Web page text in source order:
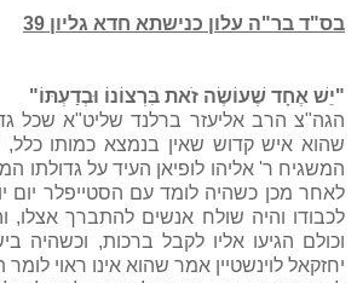
בס"ד בר"ה עלון כנישתא חדא גליון 39
"יֵשׁ אֶחָד שֶׁעוֹשֶׂה זֹאת בִּרְצוֹנוֹ וּבְדַעְתּוֹ"
הגה"צ הרב אליעזר ברלנד שליט"א שכל
שהוא איש קדוש שאין בנמצא כמותו כלל,
המשגיח ר' אליהו לופיאן העיד על גדולתו
לאחר מכן כשהיה לומד עם הסטייפלר יום
לכבודו והיה שולח אנשים להתברך אצלו,
וכולם הגיעו אליו לקבל ברכות, וכשהיה
יחזקאל לוינשטיין אמר שהוא אינו ראוי